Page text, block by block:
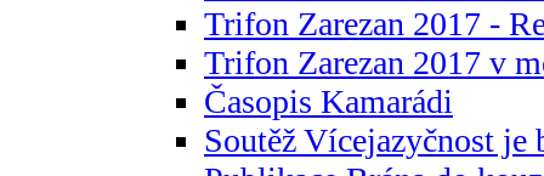
Trifon Zarezan 2017 -
Trifon Zarezan 2017 v
Časopis Kamarádi
Soutěž Vícejazyčnost je